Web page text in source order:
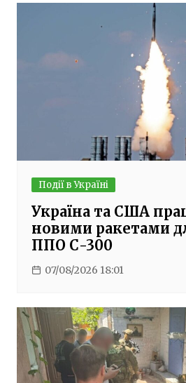
Події в Україні
Україна та США
новими ракетами
ППО С-300
07/08/2026 18:01